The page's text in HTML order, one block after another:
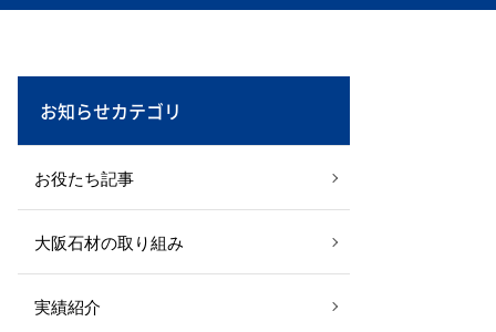
お知らせカテゴリ
お役たち記事
大阪石材の取り組み
実績紹介